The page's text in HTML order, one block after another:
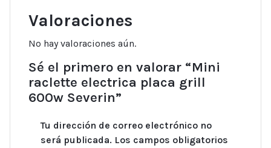
Valoraciones
No hay valoraciones aún.
Sé el primero en valorar “Mini
raclette electrica placa grill
600w Severin”
Tu dirección de correo electrónico no
será publicada. Los campos obligatorios